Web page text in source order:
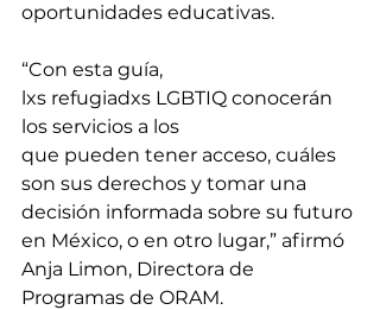
oportunidades educativas.
“Con esta guía,
lxs refugiadxs LGBTIQ conocerán
los servicios a los
que pueden tener acceso, cuáles
son sus derechos y tomar una
decisión informada sobre su futuro
en México, o en otro lugar,” afirmó
Anja Limon, Directora de
Programas de ORAM.